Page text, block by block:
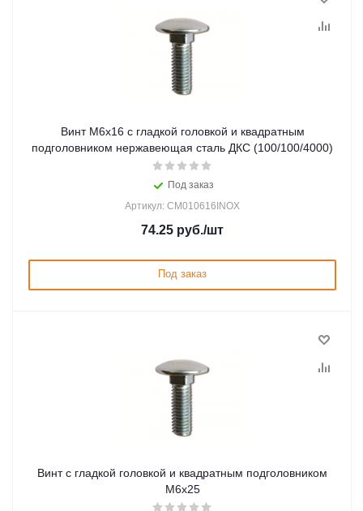
Винт М6х16 с гладкой головкой и квадратным
подголовником нержавеющая сталь ДКС (100/100/4000)
Под заказ
Артикул: CM010616INOX
74.25 руб./шт
Под заказ
Винт с гладкой головкой и квадратным подголовником
М6х25